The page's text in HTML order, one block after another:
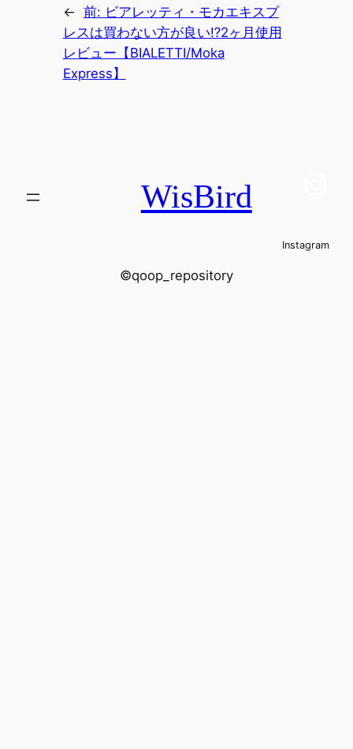
← 前: ビアレッティ・モカエキスプ
レスは買わない方が良い⁉︎2ヶ月使用
レビュー【BIALETTI/Moka
Express】
WisBird
Instagram
©qoop_repository